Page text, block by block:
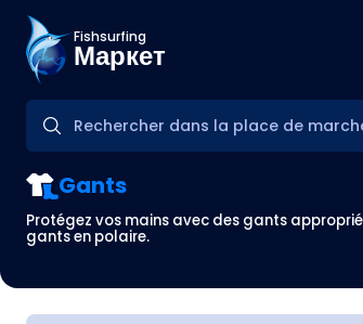
Fishsurfing
Маркет
Gants
Protégez vos mains avec des gants
gants en polaire.